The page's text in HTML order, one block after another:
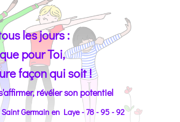
les jours :
pour Toi,
façon qui soit !
révéler son potentiel
Germain en Laye - 78 - 95 - 92